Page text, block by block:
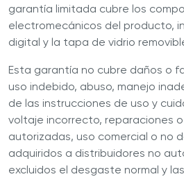
garantía limitada cubre los
electromecánicos del producto,
digital y la tapa de vidrio
Esta garantía no cubre daños o
uso indebido, abuso, manejo
de las instrucciones de uso y
voltaje incorrecto, reparaciones
autorizadas, uso comercial o no
adquiridos a distribuidores no
excluidos el desgaste normal y